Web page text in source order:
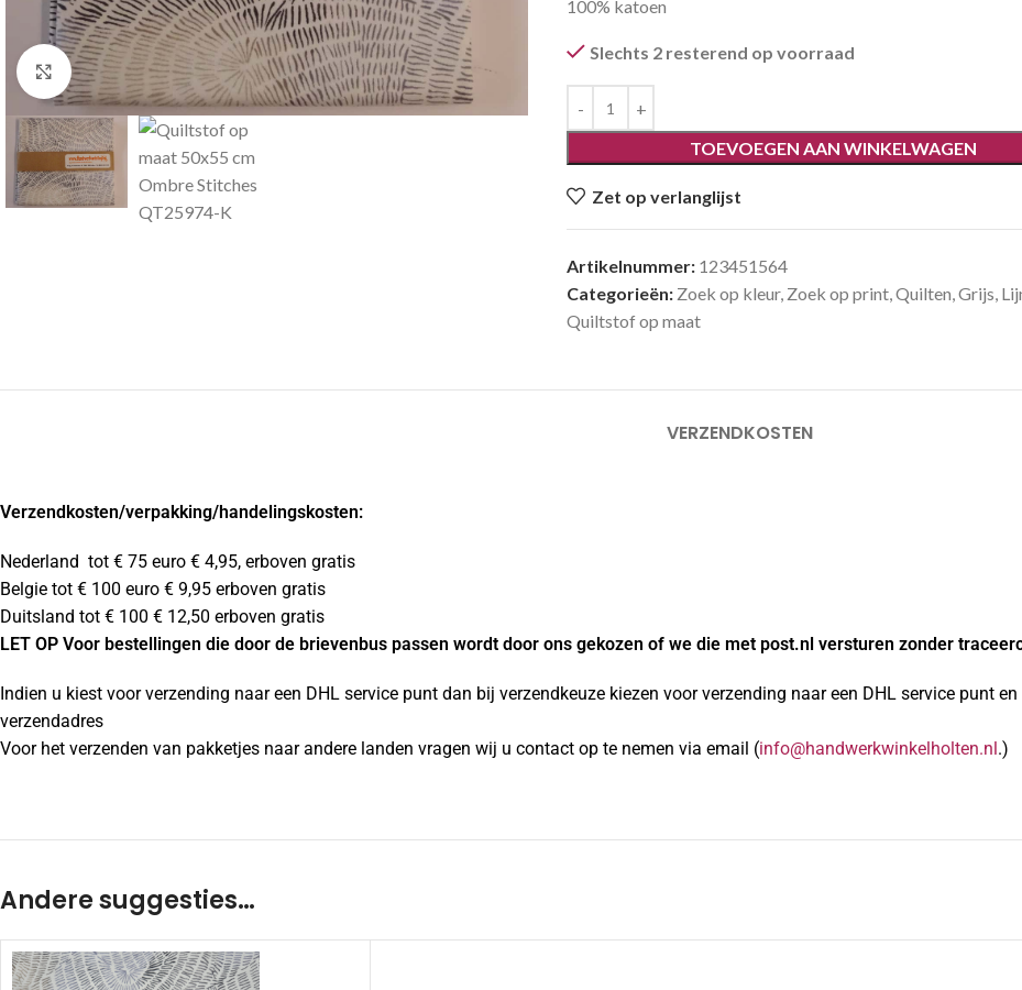
Klik om te vergroten
100% katoen
Slechts 2 resterend op voorraad
TOEVOEGEN AAN WINKELWAGEN
Zet op verlanglijst
Artikelnummer: 123451564
Categorieën: Zoek op kleur, Zoek op print,Quilten,Grijs,
Quiltstof op maat
VERZENDKOSTEN
Verzendkosten/verpakking/handelingskosten:
Nederland tot € 75 euro € 4,95, erboven gratis
Belgie tot € 100 euro € 9,95 erboven gratis
Duitsland tot € 100 € 12,50 erboven gratis
LET OP Voor bestellingen die door de brievenbus passen wordt door ons gekozen of we die met post.nl versturen zonder
Indien u kiest voor verzending naar een DHL service punt dan bij verzendkeuze kiezen voor verzending naar een DHL service punt
verzendadres
Voor het verzenden van pakketjes naar andere landen vragen wij u contact op te nemen via email (info@handwerkwinkelholten.nl.)
Andere suggesties…